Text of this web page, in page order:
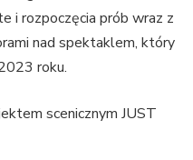
i rozpoczęcia prób wraz z
nad spektaklem, który
roku.
scenicznym JUST